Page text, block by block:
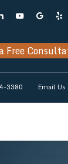
YoutubeGoogle-
Yelp
Free
3380 Email Us